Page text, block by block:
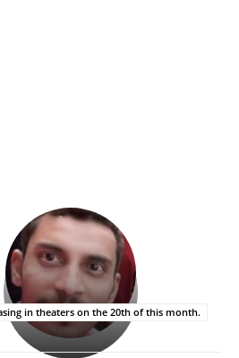
కేజీఎఫ్
సినిమాతో
పాన్
ఇండియా
స్టార్
హీరోయిన్‏గా
శ్రీనిధి
in theaters on the 20th of this month.